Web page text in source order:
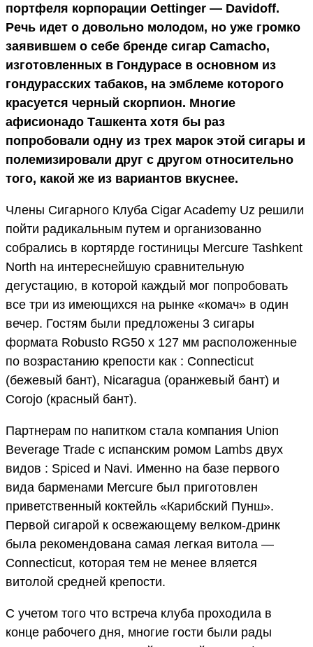
портфеля корпорации Oettinger — Davidoff.
Речь идет о довольно молодом, но уже громко
заявившем о себе бренде сигар Camacho,
изготовленных в Гондурасе в основном из
гондурасских табаков, на эмблеме которого
красуется черный скорпион. Многие
афисионадо Ташкента хотя бы раз
попробовали одну из трех марок этой сигары и
полемизировали друг с другом относительно
того, какой же из вариантов вкуснее.
Члены Сигарного Клуба Cigar Academy Uz решили
пойти радикальным путем и организованно
собрались в кортярде гостиницы Mercure Tashkent
North на интереснейшую сравнительную
дегустацию, в которой каждый мог попробовать
все три из имеющихся на рынке «комач» в один
вечер. Гостям были предложены 3 сигары
формата Robusto RG50 x 127 мм расположенные
по возрастанию крепости как : Connecticut
(бежевый бант), Nicaragua (оранжевый бант) и
Corojo (красный бант).
Партнерам по напитком стала компания Union
Beverage Trade c испанским ромом Lambs двух
видов : Spiced и Navi. Именно на базе первого
вида барменами Mercure был приготовлен
приветственный коктейль «Карибский Пунш».
Первой сигарой к освежающему велком-дринк
была рекомендована самая легкая витола —
Connecticut, которая тем не менее вляется
витолой средней крепости.
С учетом того что встреча клуба проходила в
конце рабочего дня, многие гости были рады